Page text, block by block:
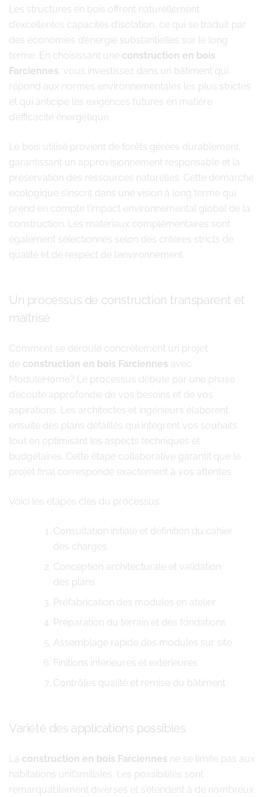
Les structures en bois offrent naturellement
d’excellentes capacités d’isolation, ce qui se traduit par
des économies d’énergie substantielles sur le long
terme. En choisissant une construction en bois
Farciennes , vous investissez dans un bâtiment qui
répond aux normes environnementales les plus strictes
et qui anticipe les exigences futures en matière
d’efficacité énergétique.
Le bois utilisé provient de forêts gérées durablement,
garantissant un approvisionnement responsable et la
préservation des ressources naturelles. Cette démarche
écologique s’inscrit dans une vision à long terme qui
prend en compte l’impact environnemental global de la
construction. Les matériaux complémentaires sont
également sélectionnés selon des critères stricts de
qualité et de respect de l’environnement.
Un processus de construction transparent et
maîtrisé
Comment se déroule concrètement un projet
de construction en bois Farciennes avec
ModuleHome? Le processus débute par une phase
d’écoute approfondie de vos besoins et de vos
aspirations. Les architectes et ingénieurs élaborent
ensuite des plans détaillés qui intègrent vos souhaits
tout en optimisant les aspects techniques et
budgétaires. Cette étape collaborative garantit que le
projet final corresponde exactement à vos attentes.
Voici les étapes clés du processus:
Consultation initiale et définition du cahier
des charges
Conception architecturale et validation
des plans
Préfabrication des modules en atelier
Préparation du terrain et des fondations
Assemblage rapide des modules sur site
Finitions intérieures et extérieures
Contrôles qualité et remise du bâtiment
Variété des applications possibles
La construction en bois Farciennes ne se limite pas aux
habitations unifamiliales. Les possibilités sont
remarquablement diverses et s’étendent à de nombreux